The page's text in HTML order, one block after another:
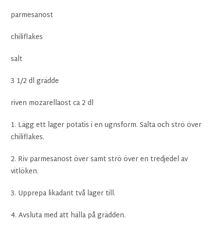
parmesanost
chiliflakes
salt
3 1/2 dl grädde
riven mozarellaost ca 2 dl
1. Lägg ett lager potatis i en ugnsform. Salta och strö över
chiliflakes.
2. Riv parmesanost över samt strö över en tredjedel av
vitlöken.
3. Upprepa likadant två lager till.
4. Avsluta med att hälla på grädden.